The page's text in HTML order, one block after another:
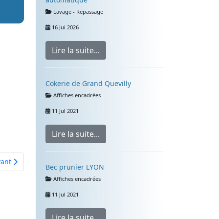
suivant : Fiche technique des appareils domestiques
Détails
Lavage - Repassage
16 Jui 2026
Lire la suite...
Cokerie de Grand Quevilly
Détails
Affiches encadrées
11 Jul 2021
Lire la suite...
Bec prunier LYON
Détails
Affiches encadrées
11 Jul 2021